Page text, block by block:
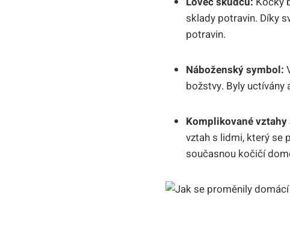
sklady potravin. Díky
potravin.
Náboženský symbol:
božstvy. Byly
Komplikované
vztah s lidmi, který se
současnou kočičí